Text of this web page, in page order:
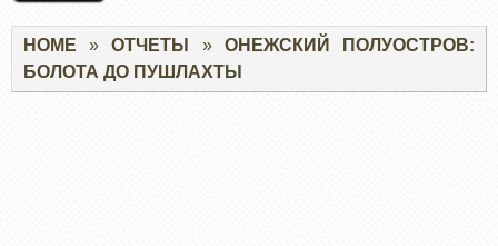
Строка
навигации
HOME ОТЧЕТЫ
ОНЕЖСКИЙ ПОЛУОСТРОВ:
БОЛОТА ДО ПУШЛАХТЫ